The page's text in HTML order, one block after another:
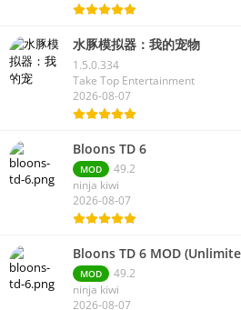
水豚模拟器：我的宠物
1.5.0.334
Take Top Entertainment
2026-08-07
Bloons TD 6
MOD
49.2
ninja kiwi
2026-08-07
Bloons TD 6 MOD
MOD
49.2
ninja kiwi
2026-08-07